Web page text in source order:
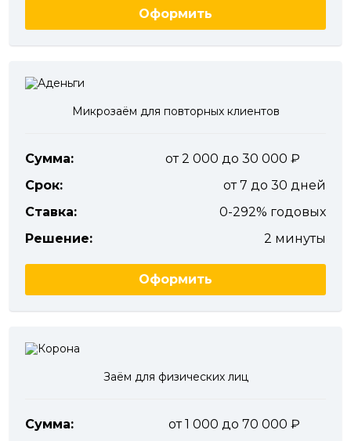
Оформить
Микрозаём для повторных клиентов
Сумма:
от 2 000 до 30 000
Срок:
от 7 до 30 дней
Ставка:
0-292% годовых
Решение:
2 минуты
Оформить
Заём для физических лиц
Сумма:
от 1 000 до 70 000